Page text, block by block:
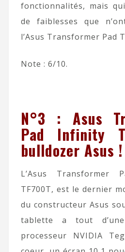
fonctionnalités, mais
de faiblesses que
l’Asus Transformer Pad
Note : 6/10.
N°3 : Asus
Pad Infinity
bulldozer Asus !
L’Asus Transformer
TF700T, est le dernier
du constructeur Asus
tablette a tout
processeur NVIDIA